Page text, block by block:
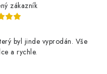
zákazník
byl jinde vyprodán. Vše
a rychle.